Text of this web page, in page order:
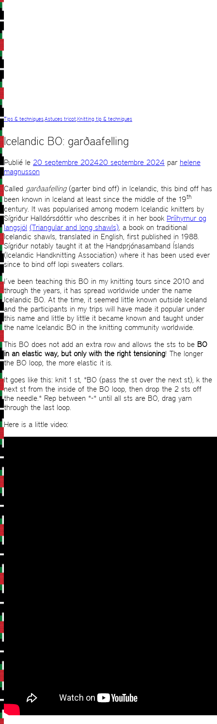
Tips & techniques,Astuces tricot,Knitting tip & techniques
Icelandic BO: garðaafelling
Publié le 20 septembre 202420 septembre 2024 par helene
magnusson
Called garðaafelling(garter bind off) in Icelandic, this bind off has
been known in Iceland at least since the middle of the 19th
century. It was popularised among modern Icelandic knitters by
Sígriður Halldórsdóttir who describes it in her book Þríihyrnur og
langsjöl (Triangular and long shawls) , a book on traditional
Icelandic shawls, translated in English, first published in 1988.
Sígriður notably taught it at the Handprjónasamband Íslands
(Icelandic Handknitting Association) where it has been used ever
since to bind off lopi sweaters collars.
I´ve been teaching this BO in my knitting tours since 2010 and
through the years, it has spread worldwide under the name
Icelandic BO. At the time, it seemed little known outside Iceland
and the participants in my trips will have made it popular under
this name and little by little it became known and taught under
the name Icelandic BO in the knitting community worldwide.
This BO does not add an extra row and allows the sts to be BO
in an elastic way, but only with the right tensioning! The longer
the BO loop, the more elastic it is.
It goes like this: knit 1 st, *BO (pass the st over the next st), k the
next st from the inside of the BO loop, then drop the 2 sts off
the needle.* Rep between *-* until all sts are BO, drag yarn
through the last loop.
Here is a little video: